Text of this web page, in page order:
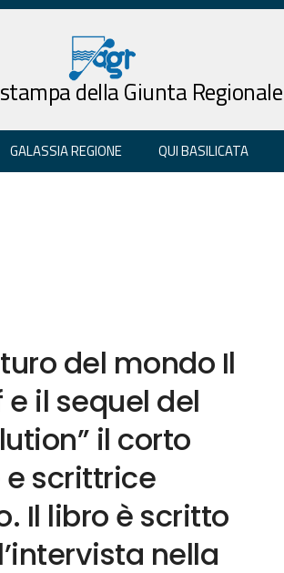
della Giunta Regionale
GALASSIA REGIONE QUI BASILICATA
del mondo Il
e il sequel del
il corto
scrittrice
Il libro è scritto
nella